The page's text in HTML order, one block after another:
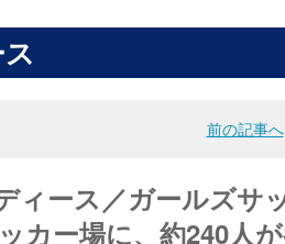
前の記事へ
ィース／ガールズ
カー場に、約240人